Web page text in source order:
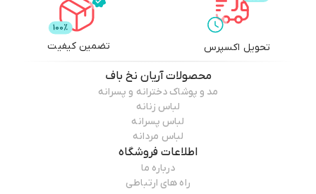
تحویل اکسپرس تضمین کیفیت
محصولاتآریان نخ باف
مد و پوشاک دخترانه و پسرانه
لباس زنانه
لباس پسرانه
لباس مردانه
اطلاعات فروشگاه
درباره ما
راه های ارتباطی